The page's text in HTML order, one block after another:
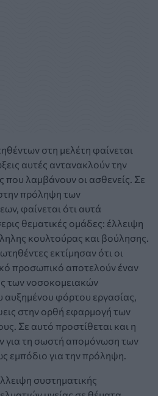
στη μελέτη φαίνεται
αυτές αντανακλούν την
που λαμβάνουν οι ασθενείς. Σε
πρόληψη των
φαίνεται ότι αυτά
θεματικές ομάδες: έλλειψη
κουλτούρας και βούλησης.
εκτίμησαν ότι οι
προσωπικό αποτελούν έναν
των νοσοκομειακών
αυξημένου φόρτου εργασίας,
στην ορθή εφαρμογή των
Σε αυτό προστίθεται και η
για τη σωστή απομόνωση των
εμπόδιο για την πρόληψη.
συστηματικής